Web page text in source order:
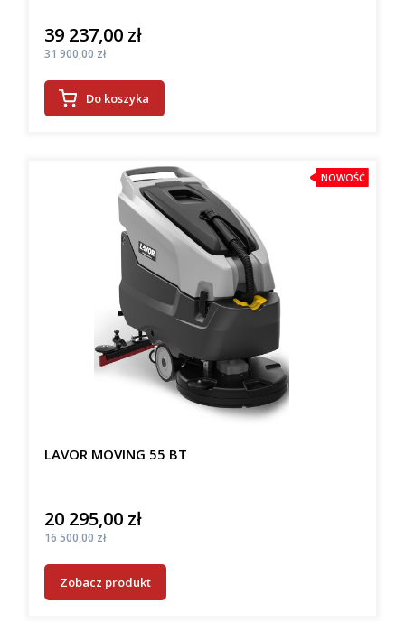
Cena
39 237,00 zł
Cena
31 900,00 zł
Do koszyka
NOWOŚĆ
LAVOR MOVING 55 BT
Cena
20 295,00 zł
Cena
16 500,00 zł
Zobacz produkt